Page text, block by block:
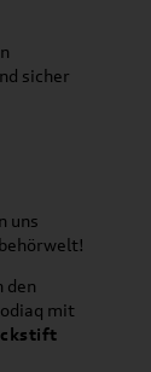
sicher
uns
den
mit